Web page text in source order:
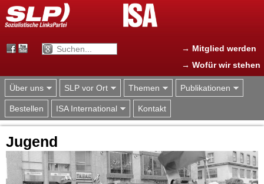
Jump to navigation
→ Mitglied werden
→ Wofür wir stehen
Über uns SLP vor Ort Themen Publikationen
Bestellen ISA International Kontakt
Jugend